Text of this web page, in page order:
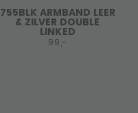
755BLK ARMBAND LEER
& ZILVER DOUBLE
LINKED
99,-